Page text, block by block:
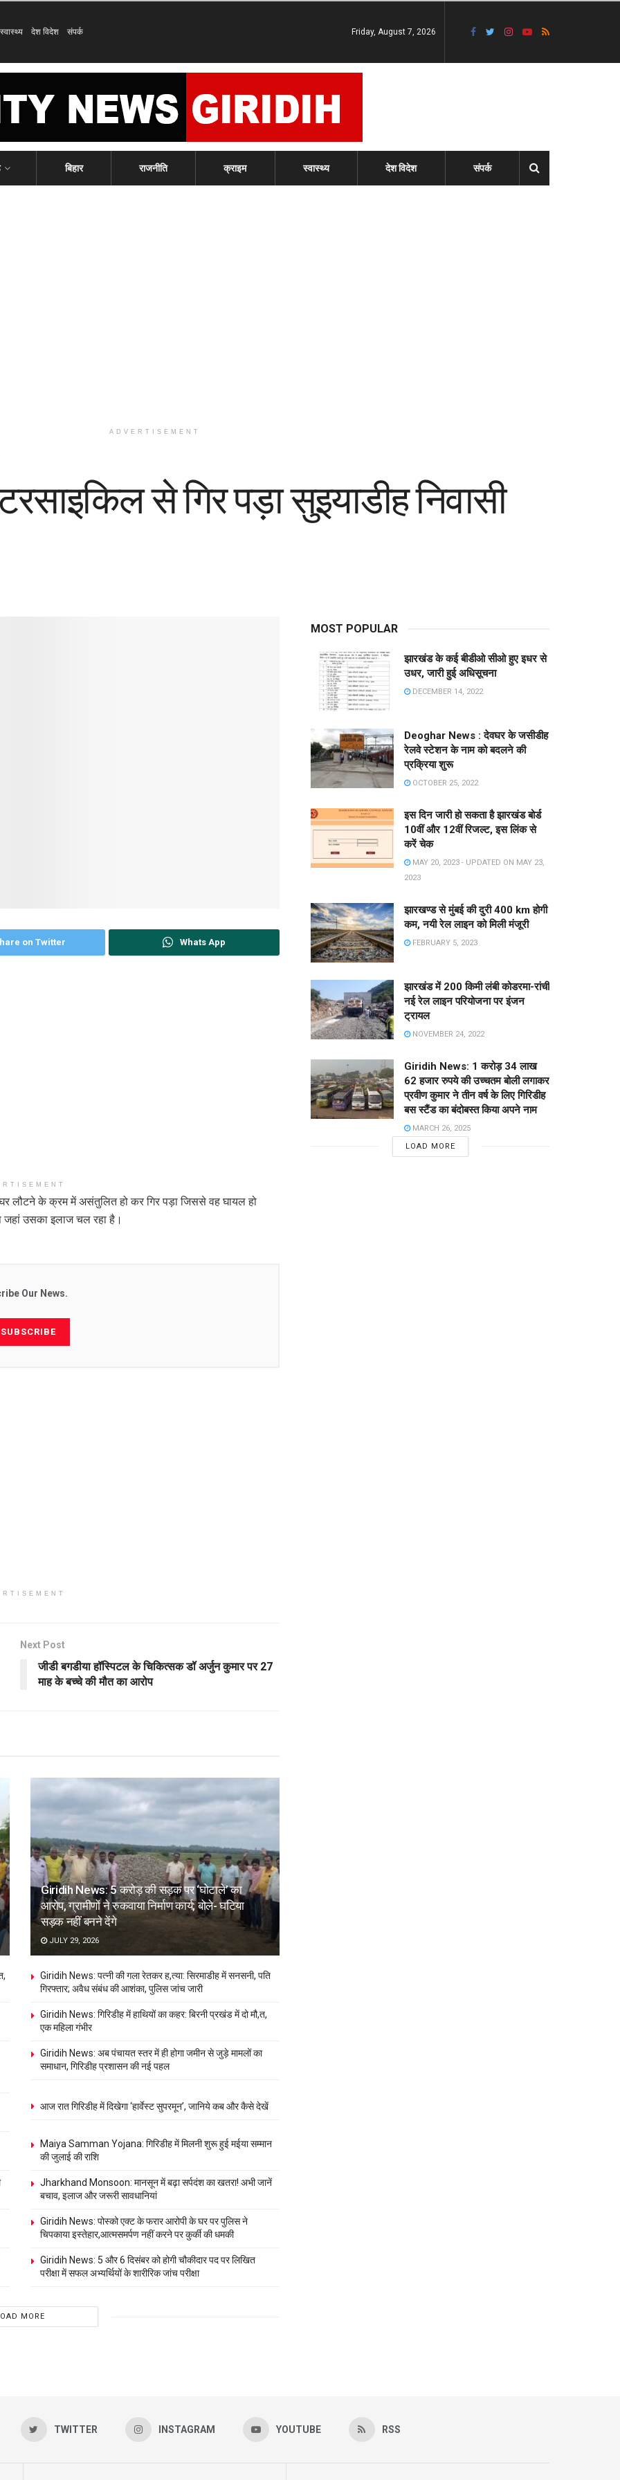
स्वास्थ्य देश विदेश संपर्क Friday, August 7, 2026
बिहार राजनीति क्राइम स्वास्थ्य देश विदेश संपर्क
ADVERTISEMENT
से गिर पड़ा सुइयाडीह निवासी
on Twitter Whats App
घर लौटने के क्रम में असंतुलित हो कर गिर पड़ा जिससे वह घायल हो
उसका इलाज चल रहा है।
Our News.
SUBSCRIBE
Next Post
जीडी बगडीया हॉस्पिटल के चिकित्सक डॉ अर्जुन कुमार पर 27
माह के बच्चे की मौत का आरोप
Giridih News: 5 करोड़ की सड़क पर ‘घोटाले’ का
आरोप, ग्रामीणों ने रुकवाया निर्माण कार्य; बोले- घटिया
सड़क नहीं बनने देंगे
JULY 29, 2026
Giridih News: पत्नी की गला रेतकर ह,त्या: सिरमाडीह में सनसनी, पति
गिरफ्तार; अवैध संबंध की आशंका, पुलिस जांच जारी
Giridih News: गिरिडीह में हाथियों का कहर: बिरनी प्रखंड में दो मौ,त,
एक महिला गंभीर
Giridih News: अब पंचायत स्तर में ही होगा जमीन से जुड़े मामलों का
समाधान, गिरिडीह प्रशासन की नई पहल
आज रात गिरिडीह में दिखेगा ‘हार्वेस्ट सुपरमून’, जानिये कब और कैसे देखें
Maiya Samman Yojana: गिरिडीह में मिलनी शुरू हुई मईया सम्मान
की जुलाई की राशि
Jharkhand Monsoon: मानसून में बढ़ा सर्पदंश का खतरा! अभी जानें
बचाव, इलाज और जरूरी सावधानियां
Giridih News: पोस्को एक्ट के फरार आरोपी के घर पर पुलिस ने
चिपकाया इस्तेहार,आत्मसमर्पण नहीं करने पर कुर्की की धमकी
Giridih News: 5 और 6 दिसंबर को होगी चौकीदार पद पर लिखित
परीक्षा में सफल अभ्यर्थियों के शारीरिक जांच परीक्षा
MORE
MOST POPULAR
झारखंड के कई बीडीओ सीओ हुए इधर से
उधर, जारी हुई अधिसूचना
DECEMBER 14, 2022
Deoghar News : देवघर के जसीडीह
रेलवे स्टेशन के नाम को बदलने की
प्रक्रिया शुरू
OCTOBER 25, 2022
इस दिन जारी हो सकता है झारखंड बोर्ड
10वीं और 12वीं रिजल्ट, इस लिंक से
करें चेक
MAY 20, 2023 - UPDATED ON MAY 23,
2023
झारखण्ड से मुंबई की दुरी 400 km होगी
कम, नयी रेल लाइन को मिली मंजूरी
FEBRUARY 5, 2023
झारखंड में 200 किमी लंबी कोडरमा-रांची
नई रेल लाइन परियोजना पर इंजन
ट्रायल
NOVEMBER 24, 2022
Giridih News: 1 करोड़ 34 लाख
62 हजार रुपये की उच्चतम बोली लगाकर
प्रवीण कुमार ने तीन वर्ष के लिए गिरिडीह
बस स्टैंड का बंदोबस्त किया अपने नाम
MARCH 26, 2025
LOAD MORE
TWITTER INSTAGRAM YOUTUBE RSS